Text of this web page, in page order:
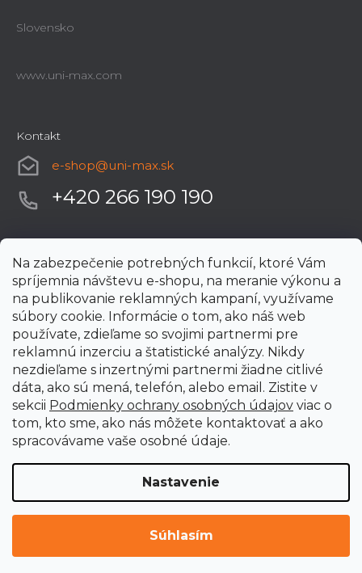
Na zabezpečenie potrebných funkcií, ktoré Vám
spríjemnia návštevu e-shopu, na meranie výkonu a
na publikovanie reklamných kampaní, využívame
súbory cookie. Informácie o tom, ako náš web
používate, zdieľame so svojimi partnermi pre
reklamnú inzerciu a štatistické analýzy. Nikdy
nezdieľame s inzertnými partnermi žiadne citlivé
dáta, ako sú mená, telefón, alebo email. Zistite v
sekcii Podmienky ochrany osobných údajov viac o
tom, kto sme, ako nás môžete kontaktovať a ako
spracovávame vaše osobné údaje.
Nastavenie
Súhlasím
Slovensko
www.uni-max.com
Kontakt
e-shop@uni-max.sk
+420 266 190 190
nastavenie cookies